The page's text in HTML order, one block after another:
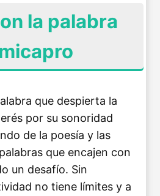
la palabra
que despierta la
por su sonoridad
de la poesía y las
que encajen con
un desafío. Sin
no tiene límites y a